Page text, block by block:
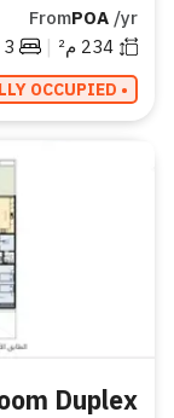
FromPOA /yr
234 م² |
3
• FULLY OCCUPIED
Duplex